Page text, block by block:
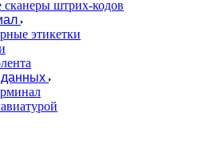
сканеры штрих-кодов
этикетки